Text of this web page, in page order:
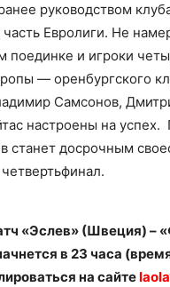
руководством
Евролиги. Не
поединке и игроки
— оренбургского
Самсонов,
настроены на
станет досрочным
«Эслев» (Швеция) –
в 23 часа
на сайте